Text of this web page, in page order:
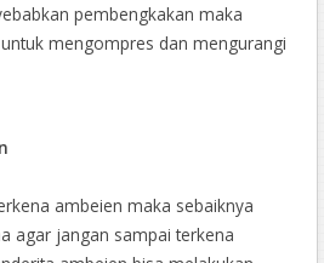
pembengkakan maka
mengompres dan mengurangi
ambeien maka sebaiknya
agar jangan sampai terkena